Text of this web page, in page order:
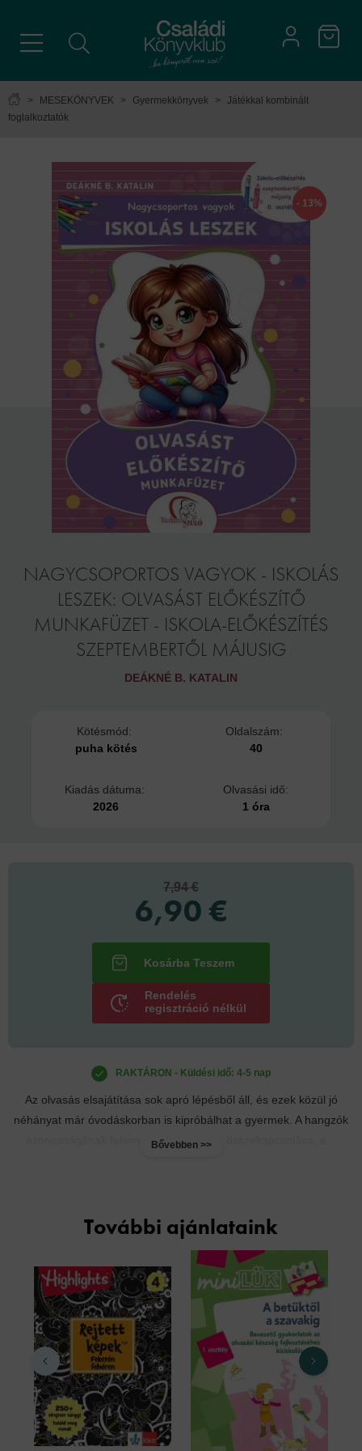
> MESEKÖNYVEK > Gyermekkönyvek >
Játékkal kombinált
foglalkoztatók
- 13%
NAGYCSOPORTOS VAGYOK - ISKOLÁS
LESZEK: OLVASÁST ELŐKÉSZÍTŐ
MUNKAFÜZET - ISKOLA-ELŐKÉSZÍTÉS
SZEPTEMBERTŐL MÁJUSIG
DEÁKNÉ B. KATALIN
Kötésmód:
puha kötés
Oldalszám:
40
Kiadás dátuma:
2026
Olvasási idő:
1 óra
Az olvasás elsajátítása sok apró lépésből áll, és ezek közül jó
néhányat már óvodáskorban is kipróbálhat a gyermek. A hangzók
azonosságának felismerése, a hangok összekapcsolása, a...
Bővebben >>
RAKTÁRON - Küldési idő: 4-5 nap
7,94 €
6,90 €
Rendelés
regisztráció nélkül
További ajánlataink